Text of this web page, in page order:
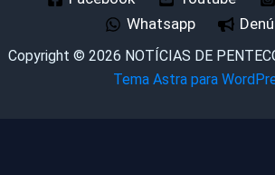
Whatsapp
Copyright © 2026 NOTÍCIAS DE
Tema Astra para